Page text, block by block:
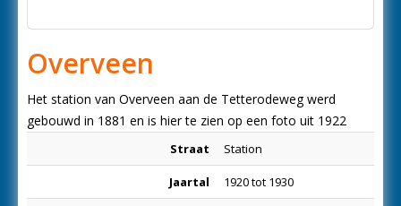
Overveen
Het station van Overveen aan de Tetterodeweg werd
gebouwd in 1881 en is hier te zien op een foto uit 1922
Straat Station
Jaartal 1920 tot 1930